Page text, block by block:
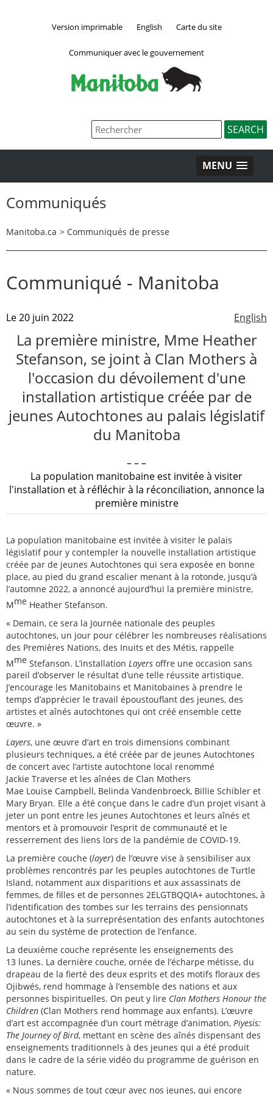
Version imprimable English Carte du site
Communiquer avec le gouvernement
MENU
Communiqués
Manitoba.ca > Communiqués de presse
Communiqué - Manitoba
English
Le 20 juin 2022
La première ministre, Mme Heather
Stefanson, se joint à Clan Mothers à
l'occasion du dévoilement d'une
installation artistique créée par de
jeunes Autochtones au palais législatif
du Manitoba
– – –
La population manitobaine est invitée à visiter
l'installation et à réfléchir à la réconciliation, annonce la
première ministre
La population manitobaine est invitée à visiter le palais
législatif pour y contempler la nouvelle installation artistique
créée par de jeunes Autochtones qui sera exposée en bonne
place, au pied du grand escalier menant à la rotonde, jusqu’à
l’automne 2022, a annoncé aujourd’hui la première ministre,
Mme Heather Stefanson.
« Demain, ce sera la Journée nationale des peuples
autochtones, un jour pour célébrer les nombreuses réalisations
des Premières Nations, des Inuits et des Métis, rappelle
Mme Stefanson. L’installation Layers offre une occasion sans
pareil d’observer le résultat d’une telle réussite artistique.
J’encourage les Manitobains et Manitobaines à prendre le
temps d’apprécier le travail époustouflant des jeunes, des
artistes et aînés autochtones qui ont créé ensemble cette
œuvre. »
Layers, une œuvre d’art en trois dimensions combinant
plusieurs techniques, a été créée par de jeunes Autochtones
de concert avec l’artiste autochtone local renommé
Jackie Traverse et les aînées de Clan Mothers
Mae Louise Campbell, Belinda Vandenbroeck, Billie Schibler et
Mary Bryan. Elle a été conçue dans le cadre d’un projet visant à
jeter un pont entre les jeunes Autochtones et leurs aînés et
mentors et à promouvoir l’esprit de communauté et le
resserrement des liens lors de la pandémie de COVID-19.
La première couche (layer) de l’œuvre vise à sensibiliser aux
problèmes rencontrés par les peuples autochtones de Turtle
Island, notamment aux disparitions et aux assassinats de
femmes, de filles et de personnes 2ELGTBQQIA+ autochtones, à
l’identification des tombes sur les terrains des pensionnats
autochtones et à la surreprésentation des enfants autochtones
au sein du système de protection de l’enfance.
La deuxième couche représente les enseignements des
13 lunes. La dernière couche, ornée de l’écharpe métisse, du
drapeau de la fierté des deux esprits et des motifs floraux des
Ojibwés, rend hommage à l’ensemble des nations et aux
personnes bispirituelles. On peut y lire Clan Mothers Honour the
Children (Clan Mothers rend hommage aux enfants). L’œuvre
d’art est accompagnée d’un court métrage d’animation, Piyesis:
The Journey of Bird, mettant en scène des aînés dispensant des
enseignements traditionnels à des jeunes qui a été produit
dans le cadre de la série vidéo du programme de guérison en
nature.
« Nous sommes de tout cœur avec nos jeunes, qui encore